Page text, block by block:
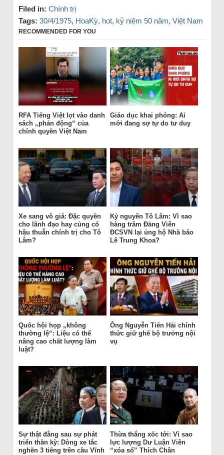
Filed in: Chính trị
Tags: 30/4/1975, HoaKỳ, hot, kỷ niệm 50 năm, Việt Nam
RECOMMENDED FOR YOU
RFA Tiếng Việt lọt vào danh
sách „phản động“ của
chính quyền Việt Nam
Giáo dục khai phóng: Ai
mới đang sợ tự do tư duy
Xe sang vô giá: Đặc quyền
cho lãnh đạo hay củng cố
hậu thuẫn chính trị cho Tô
Lâm?
Kỷ nguyên Tô Lâm: Vì sao
hàng trăm Đảng Viên
ĐCSVN lại ủng hộ Nhà báo
Lê Trung Khoa?
Quốc hội họp „không
thường lệ“: Liệu có thể
nâng cao chất lượng làm
luật?
Ông Nguyễn Tiến Hải chính
thức giữ ghế bộ trưởng nội
vụ
Sự thật đằng sau sự phát
triển thần kỳ: Dòng xe tắc
nghẽn 3 tiếng trên cầu Vĩnh
Thừa thắng xốc tới: Vì sao
lực lượng Dư Luận Viên
“xóa sổ” Thích Chân